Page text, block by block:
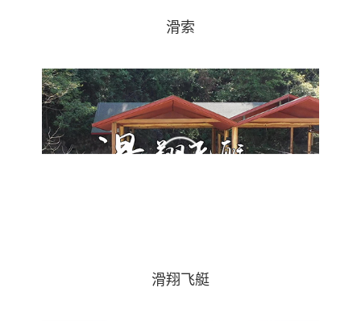
滑索
滑翔飞艇